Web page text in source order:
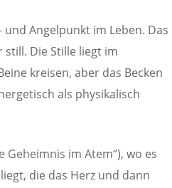
Angelpunkt im Leben. Das
Die Stille liegt im
kreisen, aber das Becken
als physikalisch
Geheimnis im Atem“), wo es
die das Herz und dann